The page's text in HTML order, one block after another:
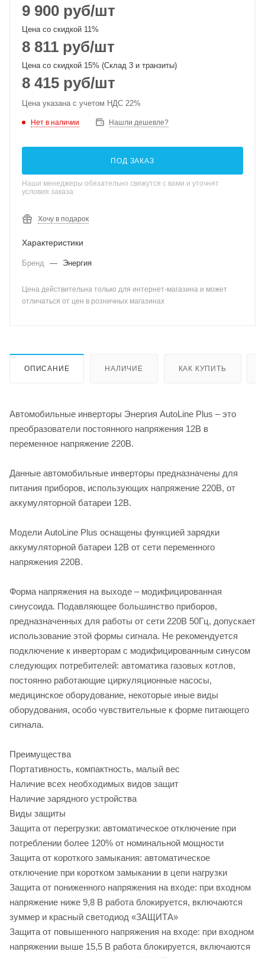
9 900 руб/шт
Цена со скидкой 11%
8 811 руб/шт
Цена со скидкой 15% (Склад 3 и транзиты)
8 415 руб/шт
Цена указана с учетом НДС 22%
Нет в наличии Нашли дешевле?
ПОД ЗАКАЗ
Наши менеджеры обязательно свяжутся с вами и уточнят
условия заказа
Хочу в подарок
Характеристики
Бренд — Энергия
Цена действительна только для интернет-магазина и может
отличаться от цен в розничных магазинах
ОПИСАНИЕ НАЛИЧИЕ КАК КУПИТЬ
Автомобильные инверторы Энергия AutoLine Plus – это
преобразователи постоянного напряжения 12В в
переменное напряжение 220В.
Данные автомобильные инверторы предназначены для
питания приборов, использующих напряжение 220В, от
аккумуляторной батареи 12В.
Модели AutoLine Plus оснащены функцией зарядки
аккумуляторной батареи 12В от сети переменного
напряжения 220В.
Форма напряжения на выходе – модифицированная
синусоида. Подавляющее большинство приборов,
предназначенных для работы от сети 220В 50Гц, допускает
использование этой формы сигнала. Не рекомендуется
подключение к инверторам с модифицированным синусом
следующих потребителей: автоматика газовых котлов,
постоянно работающие циркуляционные насосы,
медицинское оборудование, некоторые иные виды
оборудования, особо чувствительные к форме питающего
сигнала.
Преимущества
Портативность, компактность, малый вес
Наличие всех необходимых видов защит
Наличие зарядного устройства
Виды защиты
Защита от перегрузки: автоматическое отключение при
потреблении более 120% от номинальной мощности
Защита от короткого замыкания: автоматическое
отключение при коротком замыкании в цепи нагрузки
Защита от пониженного напряжения на входе: при входном
напряжение ниже 9,8 В работа блокируется, включаются
зуммер и красный светодиод «ЗАЩИТА»
Защита от повышенного напряжения на входе: при входном
напряжении выше 15,5 В работа блокируется, включаются